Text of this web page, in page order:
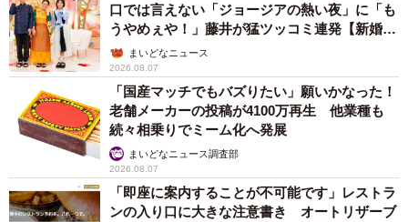
口では言えない「ジョージアの熱い夜」に「も
うやめぇや！」藤井が猛ツッコミ連発【新婚さ
ん】まいどなニュース
2026.08.07
「国産マッチでもバズりたい」願いかなった！
老舗メーカーの投稿が4100万再生 他業種も
続々相乗りでミーム化へ発展
まいどなニュース調査部
2026.08.07
「即座に案内することが不可能です」レストラ
ンの入り口に大きな注意書き オートリザーブ